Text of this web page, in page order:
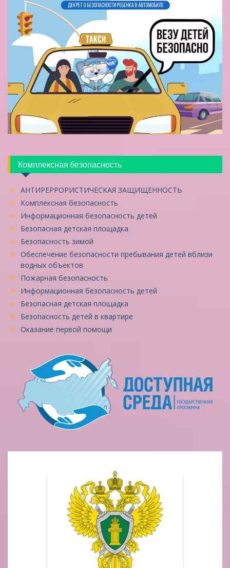
Комплексная безопасность
АНТИРЕРРОРИСТИЧЕСКАЯ ЗАЩИЩЕННОСТЬ
Комплексная безопасность
Информационная безопасность детей
Безопасная детская площадка
Безопасность зимой
Обеспечение безопасности пребывания детей вблизи
водных объектов
Пожарная безопасность
Информационная безопасность детей
Безопасная детская площадка
Безопасность детей в квартире
Оказание первой помощи